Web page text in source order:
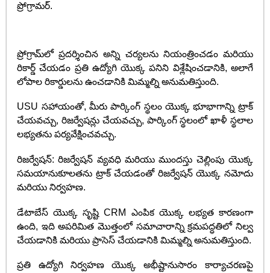
ప్రోగ్రామర్.
ప్రోగ్రామ్‌లో ప్రదర్శించిన అన్ని చర్యలను నియంత్రించడం మరియు
రికార్డ్ చేయడం ప్రతి ఉద్యోగి యొక్క పనిని విశ్లేషించడానికి, అలాగే
లోపాల రికార్డులను ఉంచడానికి మిమ్మల్ని అనుమతిస్తుంది.
USU సహాయంతో, మీరు పార్కింగ్ స్థలం యొక్క భూభాగాన్ని ట్రాక్
చేయవచ్చు, రిజర్వేషన్లు చేయవచ్చు, పార్కింగ్ స్థలంలో ఖాళీ స్థలాల
లభ్యతను పర్యవేక్షించవచ్చు.
రిజర్వేషన్: రిజర్వేషన్ వ్యవధి మరియు ముందస్తు చెల్లింపు యొక్క
సమయానుకూలతను ట్రాక్ చేయడంతో రిజర్వేషన్ యొక్క నమోదు
మరియు నిర్వహణ.
డేటాబేస్ యొక్క సృష్టి CRM ఎంపిక యొక్క లభ్యత కారణంగా
ఉంది, ఇది అపరిమిత మొత్తంలో సమాచారాన్ని క్రమపద్ధతిలో నిల్వ
చేయడానికి మరియు ప్రాసెస్ చేయడానికి మిమ్మల్ని అనుమతిస్తుంది.
ప్రతి ఉద్యోగి నిర్వహణ యొక్క అభీష్టానుసారం కార్యాచరణపై